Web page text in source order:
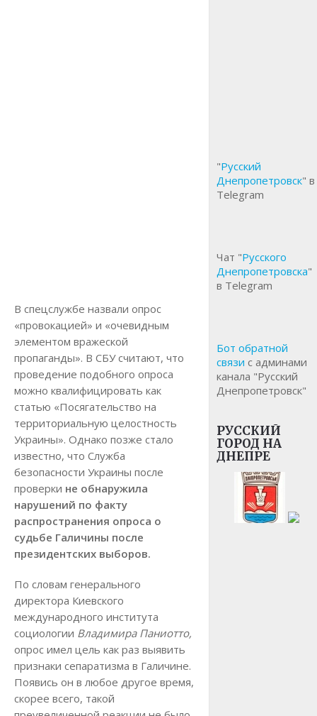
В спецслужбе назвали опрос
«провокацией» и «очевидным
элементом вражеской
пропаганды». В СБУ считают, что
проведение подобного опроса
можно квалифицировать как
статью «Посягательство на
территориальную целостность
Украины». Однако позже стало
известно, что Служба
безопасности Украины после
проверки не обнаружила
нарушений по факту
распространения опроса о
судьбе Галичины после
президентских выборов.
По словам генерального
директора Киевского
международного института
социологии Владимира Паниотто,
опрос имел цель как раз выявить
признаки сепаратизма в Галичине.
Появись он в любое другое время,
скорее всего, такой
"Русский
Днепропетровск" в
Telegram
Чат "Русского
Днепропетровска"
в Telegram
Бот обратной
связи с админами
канала "Русский
Днепропетровск"
РУССКИЙ
ГОРОД НА
ДНЕПРЕ